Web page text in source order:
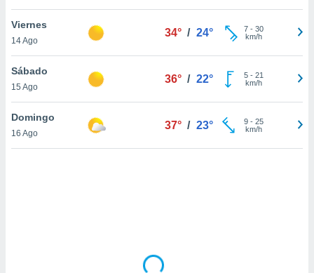
sean
el sitio
ni para
o
Viernes
14 Ago
34° / 24° 7- 30
km/h
Sábado
15 Ago
36° / 22° 5- 21
km/h
Domingo
16 Ago
37° / 23° 9- 25
km/h